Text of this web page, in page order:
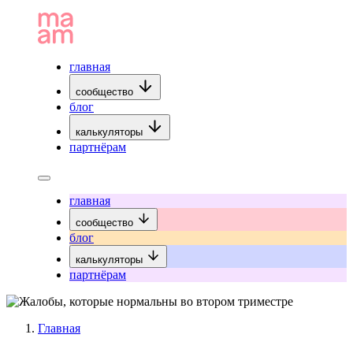
главная
сообщество
блог
калькуляторы
партнёрам
главная
сообщество
блог
калькуляторы
партнёрам
Главная